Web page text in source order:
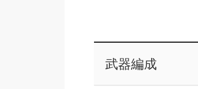
武器編成